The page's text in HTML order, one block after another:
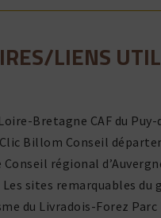
LIENS
Bretagne CAF du Puy-
Clic Billom Conseil
régional
sites remarquables du
du Livradois-Forez